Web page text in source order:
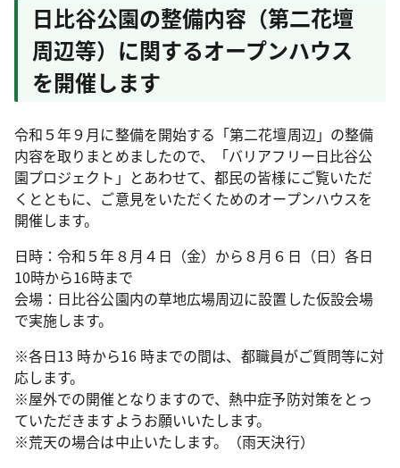
日比谷公園の整備内容（第二花壇
周辺等）に関するオープンハウス
を開催します
令和５年９月に整備を開始する「第二花壇周辺」の整備
内容を取りまとめましたので、「バリアフリー日比谷公
園プロジェクト」とあわせて、都民の皆様にご覧いただ
くとともに、ご意見をいただくためのオープンハウスを
開催します。
日時：令和５年８月４日（金）から８月６日（日）各日
10時から16時まで
会場：日比谷公園内の草地広場周辺に設置した仮設会場
で実施します。
※各日13 時から16 時までの間は、都職員がご質問等に対
応します。
※屋外での開催となりますので、熱中症予防対策をとっ
ていただきますようお願いいたします。
※荒天の場合は中止いたします。（雨天決行）